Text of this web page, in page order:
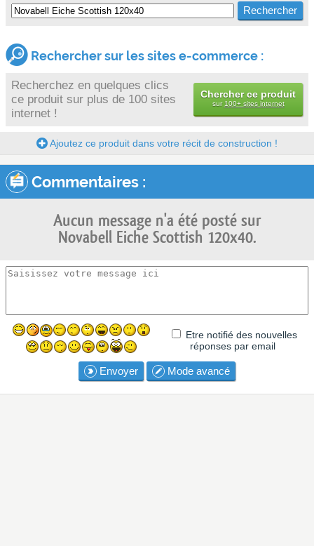
Rechercher sur les sites e-commerce :
Recherchez en quelques clics
ce produit sur plus de 100 sites
internet !
Chercher ce produit
sur 100+ sites internet
Ajoutez ce produit dans votre récit de construction !
Commentaires :
Aucun message n'a été posté sur
Novabell Eiche Scottish 120x40.
Etre notifié des nouvelles
réponses par email
Envoyer Mode avancé